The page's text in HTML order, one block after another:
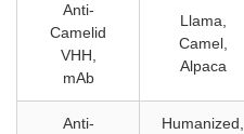
Anti-
Camelid
VHH,
mAb
Llama,
Camel,
Alpaca
Anti-
Humanized,